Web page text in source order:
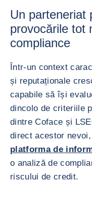
Un parteneriat
provocările tot
compliance
Într-un context
și reputaționale
capabile să își
dincolo de criteriile
dintre Coface și
direct acestor
platforma de
o analiză de
riscului de credit.